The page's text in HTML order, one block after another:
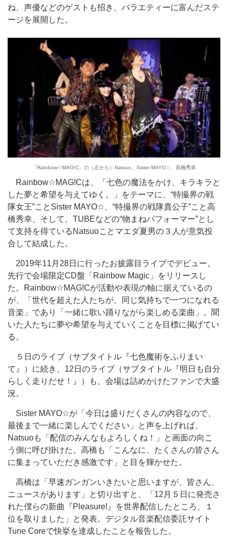
ね、声優などのゲストも招き、バラエティーに富んだステ
ージを展開した。
「Rainbow☆MAG!C」の（左から）Natsuo、Sister MAYO☆、高橋秀幸
Rainbow☆MAG!Cは、「七色の魔法をかけ、キラキラと
した夢と希望を与えてゆく。」をテーマに、“特撮界の戦
隊女王”ことSister MAYO☆、“特撮界の戦隊貴公子”こと高
橋秀幸、そして、TUBEなどの“物まねパフォーマー”とし
て支持を得ているNatsuoことマエダ夏男の３人が意気投
合して結成した。
2019年11月28日に行ったお披露目ライブでデビュー。
先行で会場限定CD盤「Rainbow Magic」をリリースし
た。Rainbow☆MAG!Cが活動や表現の軸に据えているの
が、「世代を超えた人たちが、同じ気持ちで一つになれる
音楽」であり「一緒に歌い踊りながら楽しめる楽曲」。聞
いた人たちに夢や希望を与えていくことを目標に掲げてい
る。
５日のライブ（サブタイトル『七色魔術をふりまい
て』）に続き、12日のライブ（サブタイトル『明日も自分
らしく走りだせ！』）も、会場は詰めかけたファンで大盛
況。
Sister MAYO☆が「今日は盛りだくさんの内容なので、
最後まで一緒に楽しんでください」と声を上げれば、
Natsuoも「配信のみんなもよろしくね！」と画面の向こ
う側に呼び掛けた。高橋も「こんなに、たくさんの皆さん
に集まっていただき感激です」と目を輝かせた。
高橋は「早速ガンガンいきたいと思いますが、皆さん、
ニュースがあります」と切り出すと、「12月５日に発売さ
れた僕らの新曲『Pleasure!』を世界配信したところ、１
位を取りました」と発表。デジタル音楽配信委託サイト
Tune Coreで快挙を達成したことを報告した。